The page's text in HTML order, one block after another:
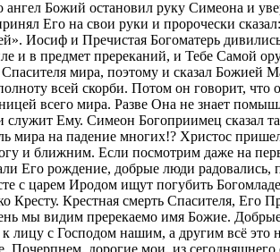
Божий остановил руку Симеона и
Его на свои руки и пророчески
Иосиф и Пречистая Богоматерь
и в предмет пререканий, и Тебе Самой
мира, поэтому и сказал Божией
всей скорби. Потом он говорит,
всего мира. Разве Она не знает
Ему. Симеон Богоприимец сказал
мира на падение многих!? Христос
и ближним. Если посмотрим даже на
Его рождение, добрые люди
с царем Иродом ищут погубить
Кресту. Крестная смерть Спасителя, Его
мы видим пререкаемо имя Божие.
лицу с Господом нашим, а другим всё
Почерпнем, дорогие мои, из